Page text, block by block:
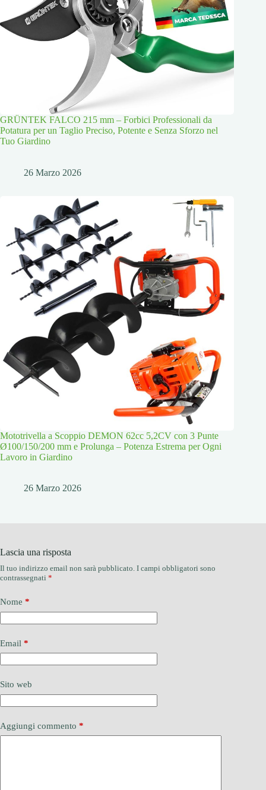
GRÜNTEK FALCO 215 mm – Forbici Professionali da
Potatura per un Taglio Preciso, Potente e Senza Sforzo nel
Tuo Giardino
26 Marzo 2026
Mototrivella a Scoppio DEMON 62cc 5,2CV con 3 Punte
Ø100/150/200 mm e Prolunga – Potenza Estrema per Ogni
Lavoro in Giardino
26 Marzo 2026
Lascia una risposta
Il tuo indirizzo email non sarà pubblicato. I campi obbligatori sono
contrassegnati *
Nome *
Email *
Sito web
Aggiungi commento *